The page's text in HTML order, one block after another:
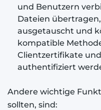
und Benutzern
Dateien
ausgetauscht und
kompatible
Clientzertifikate
authentifiziert
Andere wichtige
sollten, sind: